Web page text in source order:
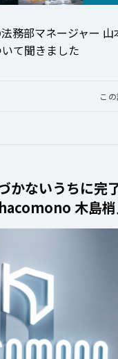
務部マネージャー
て聞きました
かないうちに完
木島